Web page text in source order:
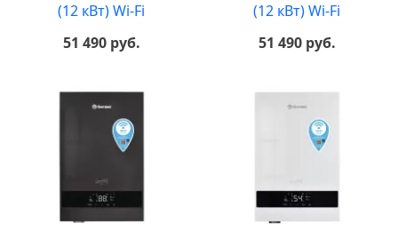
(12 кВт) Wi-Fi
51 490 руб.
(12 кВт) Wi-Fi
51 490 руб.